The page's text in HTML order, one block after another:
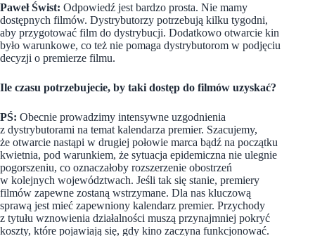
Paweł Świst: Odpowiedź jest bardzo prosta. Nie mamy
dostępnych filmów. Dystrybutorzy potrzebują kilku tygodni,
aby przygotować film do dystrybucji. Dodatkowo otwarcie kin
było warunkowe, co też nie pomaga dystrybutorom w podjęciu
decyzji o premierze filmu.
Ile czasu potrzebujecie, by taki dostęp do filmów uzyskać?
PŚ: Obecnie prowadzimy intensywne uzgodnienia
z dystrybutorami na temat kalendarza premier. Szacujemy,
że otwarcie nastąpi w drugiej połowie marca bądź na początku
kwietnia, pod warunkiem, że sytuacja epidemiczna nie ulegnie
pogorszeniu, co oznaczałoby rozszerzenie obostrzeń
w kolejnych województwach. Jeśli tak się stanie, premiery
filmów zapewne zostaną wstrzymane. Dla nas kluczową
sprawą jest mieć zapewniony kalendarz premier. Przychody
z tytułu wznowienia działalności muszą przynajmniej pokryć
koszty, które pojawiają się, gdy kino zaczyna funkcjonować.